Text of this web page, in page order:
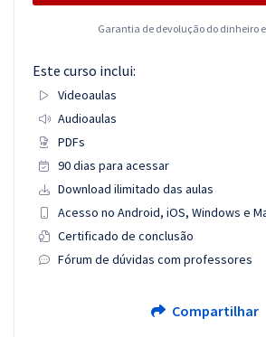
Garantia de devolução do dinheiro
Este curso inclui:
Videoaulas
Audioaulas
PDFs
90 dias para acessar
Download ilimitado das aulas
Acesso no Android, iOS, Windows e
Certificado de conclusão
Fórum de dúvidas com professores
Compartilhar